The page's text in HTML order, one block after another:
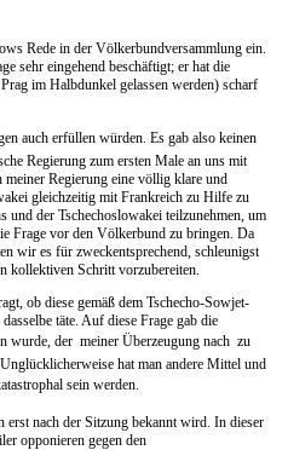
Rede in der Völkerbundversammlung ein.
sehr eingehend beschäftigt; er hat die
im Halbdunkel gelassen werden) scharf
auch erfüllen würden. Es gab also keinen
Regierung zum ersten Male an uns mit
Regierung eine völlig klare und
gleichzeitig mit Frankreich zu Hilfe zu
der Tschechoslowakei teilzunehmen, um
Frage vor den Völkerbund zu bringen. Da
wir es für zweckentsprechend, schleunigst
kollektiven Schritt vorzubereiten.
ob diese gemäß dem Tschecho-Sowjet-
täte. Auf diese Frage gab die
der  meiner Überzeugung nach  zu
hat man andere Mittel und
sein werden.
nach der Sitzung bekannt wird. In dieser
opponieren gegen den